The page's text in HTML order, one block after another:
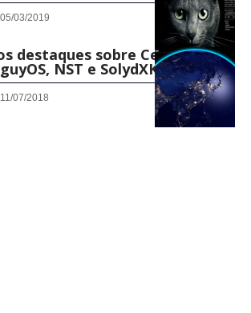
05/03/2019
destaques sobre CentOS,
NST e SolydXK
11/07/2018